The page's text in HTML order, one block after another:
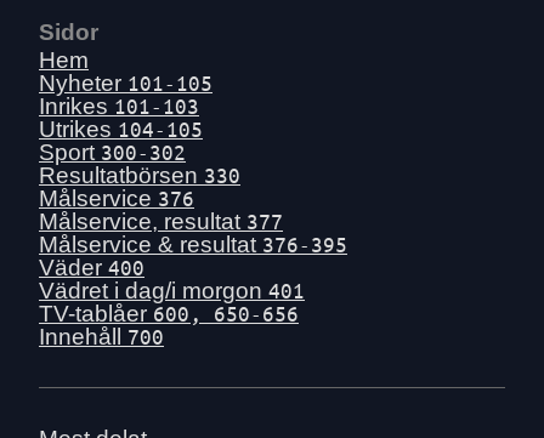
Sidor
Hem
Nyheter 101-105
Inrikes 101-103
Utrikes 104-105
Sport 300-302
Resultatbörsen 330
Målservice 376
Målservice, resultat 377
Målservice & resultat 376-395
Väder 400
Vädret i dag/i morgon 401
TV-tablåer 600, 650-656
Innehåll 700